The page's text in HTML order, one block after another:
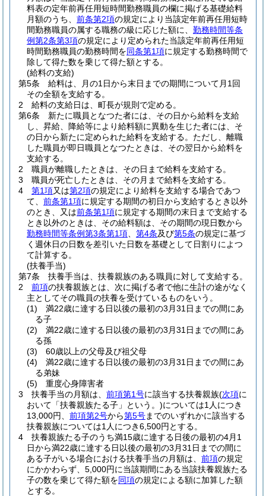
料表の定年前再任用短時間勤務職員の欄に掲げる基礎給料
月額のうち、 前条第2項の規定により当該定年前再任用短時
間勤務職員の属する職務の級に応じた額に、 勤務時間等条
例第2条第3項の規定により定められた当該定年前再任用短
時間勤務職員の勤務時間を同条第1項に規定する勤務時間で
除して得た数を乗じて得た額とする。
(給料の支給)
第5条
給料は、月の1日から末日までの期間について月1回
その全額を支給する。
2
給料の支給日は、町長が規則で定める。
第6条
新たに職員となつた者には、その日から給料を支給
し、昇給、降給等により給料額に異動を生じた者には、そ
の日から新たに定められた給料を支給する。 ただし、離職
した職員が即日職員となつたときは、その翌日から給料を
支給する。
2
職員が離職したときは、その日まで給料を支給する。
3
職員が死亡したときは、その月まで給料を支給する。
4
第1項又は第2項の規定により給料を支給する場合であつ
て、 前条第1項に規定する期間の初日から支給するとき以外
のとき、又は前条第1項に規定する期間の末日まで支給する
とき以外のときは、その給料額は、その期間の現日数から
勤務時間等条例第3条第1項
第4条及び第5条の規定に基づ
く週休日の日数を差引いた日数を基礎として日割りによつ
て計算する。
(扶養手当)
第7条
扶養手当は、扶養親族のある職員に対して支給する。
2
前項の扶養親族とは、次に掲げる者で他に生計の途がなく
主としてその職員の扶養を受けているものをいう。
(1)
満22歳に達する日以後の最初の3月31日までの間にあ
る子
(2)
満22歳に達する日以後の最初の3月31日までの間にあ
る孫
(3)
60歳以上の父母及び祖父母
(4)
満22歳に達する日以後の最初の3月31日までの間にあ
る弟妹
(5)
重度心身障害者
3
扶養手当の月額は、 前項第1号に該当する扶養親族(次項に
おいて「扶養親族たる子」という。)については1人につき
13,000円、 前項第2号から第5号までのいずれかに該当する
扶養親族については1人につき6,500円とする。
4
扶養親族たる子のうち満15歳に達する日後の最初の4月1
日から満22歳に達する日以後の最初の3月31日までの間に
ある子がいる場合における扶養手当の月額は、 前項の規定
にかかわらず、5,000円に当該期間にある当該扶養親族たる
子の数を乗じて得た額を同項の規定による額に加算した額
とする。